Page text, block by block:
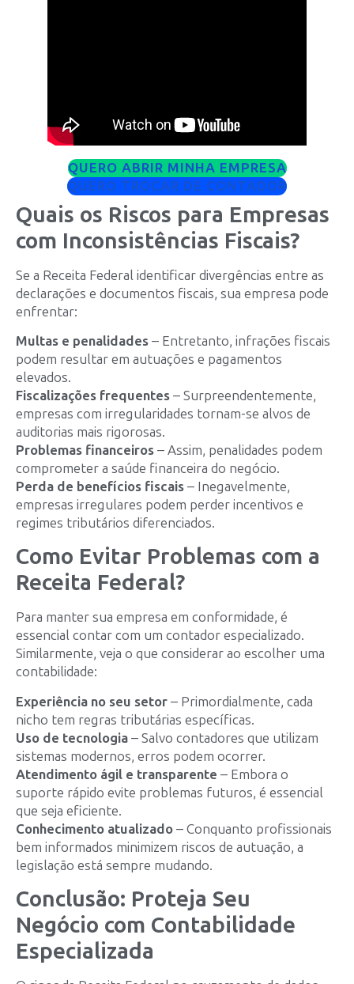
QUERO ABRIR MINHA EMPRESA
QUERO TROCAR DE CONTADOR
Quais os Riscos para Empresas
com Inconsistências Fiscais?
Se a Receita Federal identificar divergências entre as
declarações e documentos fiscais, sua empresa pode
enfrentar:
Multas e penalidades – Entretanto, infrações fiscais
podem resultar em autuações e pagamentos
elevados.
Fiscalizações frequentes – Surpreendentemente,
empresas com irregularidades tornam-se alvos de
auditorias mais rigorosas.
Problemas financeiros – Assim, penalidades podem
comprometer a saúde financeira do negócio.
Perda de benefícios fiscais – Inegavelmente,
empresas irregulares podem perder incentivos e
regimes tributários diferenciados.
Como Evitar Problemas com a
Receita Federal?
Para manter sua empresa em conformidade, é
essencial contar com um contador especializado.
Similarmente, veja o que considerar ao escolher uma
contabilidade:
Experiência no seu setor – Primordialmente, cada
nicho tem regras tributárias específicas.
Uso de tecnologia – Salvo contadores que utilizam
sistemas modernos, erros podem ocorrer.
Atendimento ágil e transparente – Embora o
suporte rápido evite problemas futuros, é essencial
que seja eficiente.
Conhecimento atualizado – Conquanto profissionais
bem informados minimizem riscos de autuação, a
legislação está sempre mudando.
Conclusão: Proteja Seu
Negócio com Contabilidade
Especializada